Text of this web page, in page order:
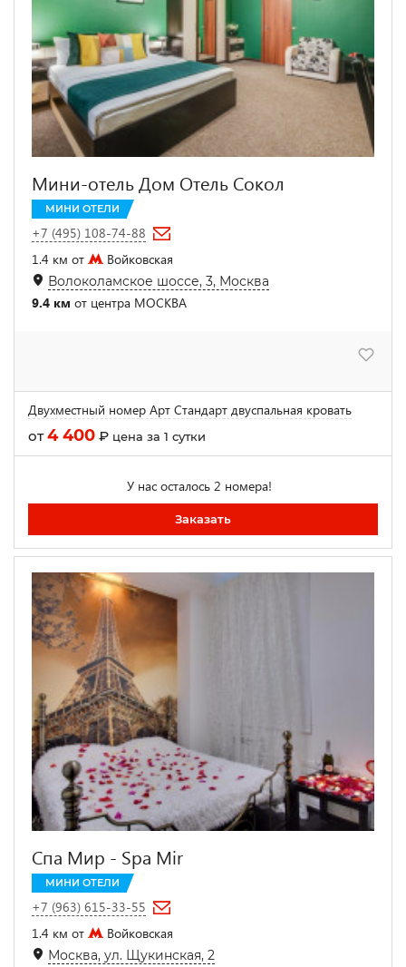
Мини-отель Дом Отель Сокол
МИНИ ОТЕЛИ
+7 (495) 108-74-88
1.4 км от
Войковская
Волоколамское шоссе, 3, Москва
9.4 км от центра МОСКВА
Двухместный номер Арт Стандарт двуспальная кровать
от4 400 ₽ цена за 1 сутки
У нас осталось 2 номера!
Заказать
Спа Мир - Spa Mir
МИНИ ОТЕЛИ
+7 (963) 615-33-55
1.4 км от
Войковская
Москва, ул. Щукинская, 2